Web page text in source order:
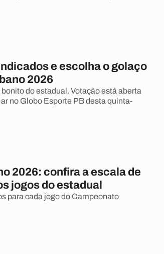
e escolha o golaço
2026
do estadual. Votação está aberta
no Globo Esporte PB desta quinta-
2026: confira a escala de
jogos do estadual
para cada jogo do Campeonato